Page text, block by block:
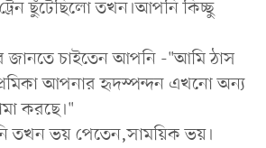
ছুঁটেছিলো তখন।আপনি কিচ্ছু
জানতে চাইতেন আপনি -"আমি ঠাস
আপনার হৃদস্পন্দন এখনো অন্য
করছে।"
তখন ভয় পেতেন,সাময়িক ভয়।